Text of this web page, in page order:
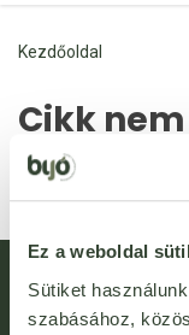
Ez a weboldal
Sütiket
szabásához,
Kezdőoldal
Cikk
A(z) 97363 kóddal
Általános